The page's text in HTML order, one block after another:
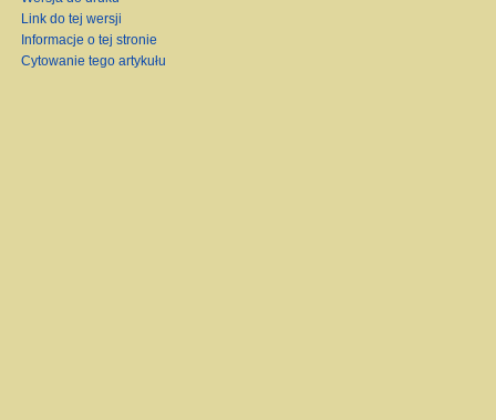
Link do tej wersji
Informacje o tej stronie
Cytowanie tego artykułu